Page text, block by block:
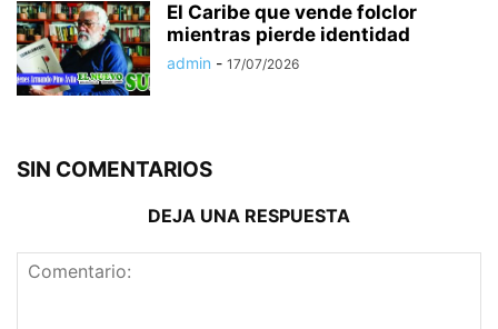
El Caribe que vende folclor
mientras pierde identidad
admin - 17/07/2026
SIN COMENTARIOS
DEJA UNA RESPUESTA